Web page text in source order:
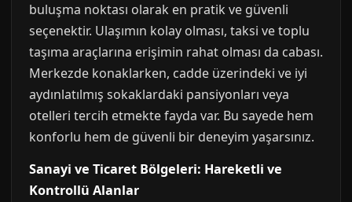
buluşma noktası olarak en pratik ve güvenli
seçenektir. Ulaşımın kolay olması, taksi ve toplu
taşıma araçlarına erişimin rahat olması da cabası.
Merkezde konaklarken, cadde üzerindeki ve iyi
aydınlatılmış sokaklardaki pansiyonları veya
otelleri tercih etmekte fayda var. Bu sayede hem
konforlu hem de güvenli bir deneyim yaşarsınız.
Sanayi ve Ticaret Bölgeleri: Hareketli ve
Kontrollü Alanlar